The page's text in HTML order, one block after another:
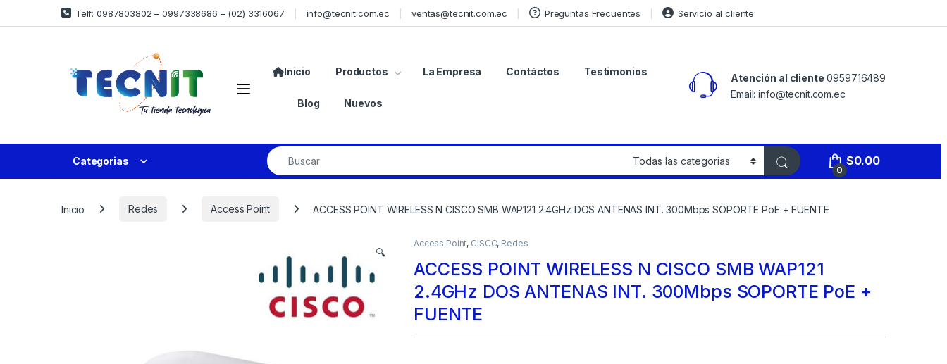
Telf: 0987803802 – 0997338686 – (02) 3316067 info@tecnit.com.ec ventas@tecnit.com.ec Preguntas Frecuentes Servicio al cliente
Inicio Productos La Empresa Contáctos Testimonios
Blog Nuevos
Atención al cliente 0959716489
Email: info@tecnit.com.ec
Categorias
0
$0.00
Inicio Redes Access Point ACCESS POINT WIRELESS N CISCO SMB WAP121 2.4GHz DOS ANTENAS INT. 300Mbps SOPORTE PoE + FUENTE
🔍
Access Point, CISCO, Redes
ACCESS POINT WIRELESS N CISCO SMB WAP121
2.4GHz DOS ANTENAS INT. 300Mbps SOPORTE PoE +
FUENTE